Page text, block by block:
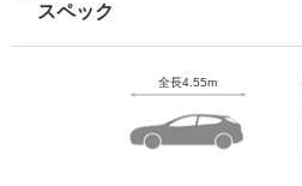
スペック
全長4.55m